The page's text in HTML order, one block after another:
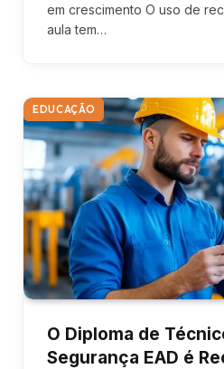
em crescimento O uso de
aula tem…
EDUCAÇÃO
O Diploma de
Segurança EAD é